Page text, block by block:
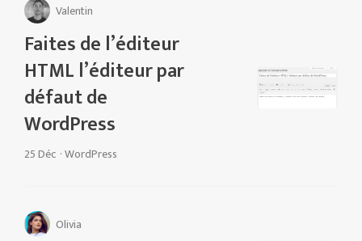
Valentin
Faites de l’éditeur
HTML l’éditeur par
défaut de
WordPress
25 Déc ·WordPress
Olivia